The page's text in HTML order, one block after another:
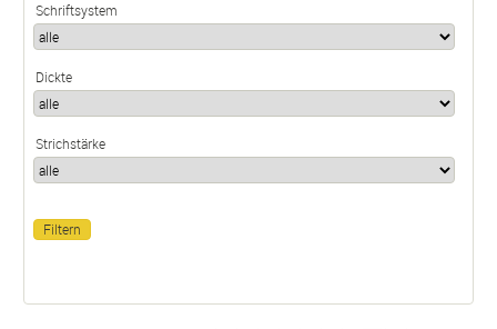
Schriftsystem
Dickte
Strichstärke